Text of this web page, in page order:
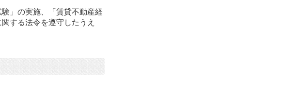
」の実施、「賃貸不動産経
する法令を遵守したうえ